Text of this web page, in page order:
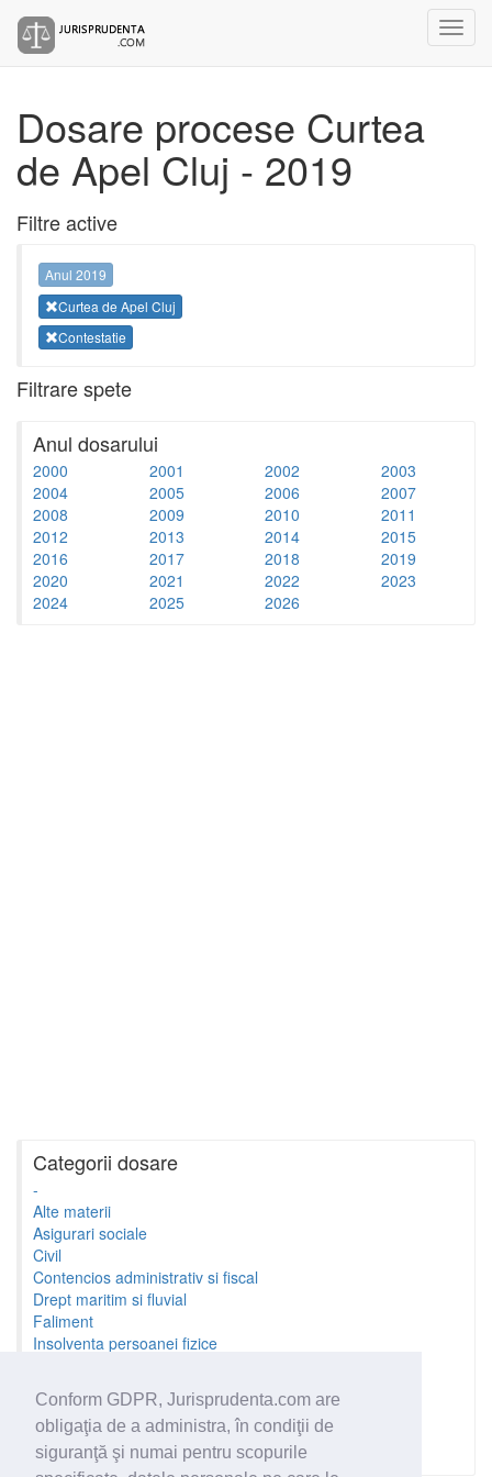
Conform GDPR, Jurisprudenta.com are
obligaţia de a administra, în condiţii de
siguranţă şi numai pentru scopurile
Dosare procese Curtea
de Apel Cluj - 2019
Filtre active
Anul 2019
Curtea de Apel Cluj
Contestatie
Filtrare spete
Anul dosarului
2000 2001 2002
2003
2004
2005 2006
2007
2008
2009 2010
2011
2012
2013 2014
2015
2016
2017 2018
2019
2020
2021 2022
2023
2024
2025 2026
Categorii dosare
-
Alte materii
Asigurari sociale
Civil
Contencios administrativ si fiscal
Drept maritim si fluvial
Faliment
Insolventa persoanei fizice
Minori si familie
Penal
Proprietate Intelectuala